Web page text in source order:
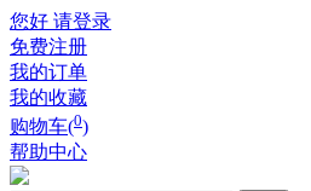
您好 请登录
免费注册
我的订单
我的收藏
购物车(0)
帮助中心